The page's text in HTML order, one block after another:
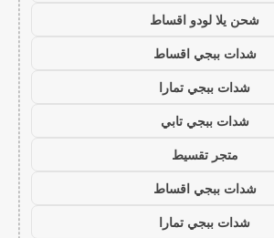
شحن يلا لودو اقساط
شدات ببجي اقساط
شدات ببجي تمارا
شدات ببجي تابي
متجر تقسيط
شدات ببجي اقساط
شدات ببجي تمارا